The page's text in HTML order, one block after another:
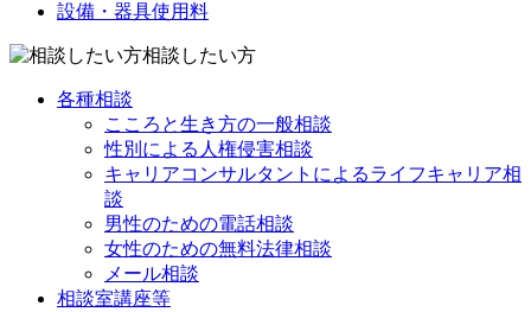
設備・器具使用料
相談したい方
各種相談
こころと生き方の一般相談
性別による人権侵害相談
キャリアコンサルタントによるライフキャリア相
談
男性のための電話相談
女性のための無料法律相談
メール相談
相談室講座等